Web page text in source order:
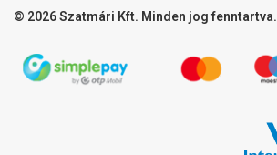
© 2026 Szatmári Kft. Minden jog fenntartva.